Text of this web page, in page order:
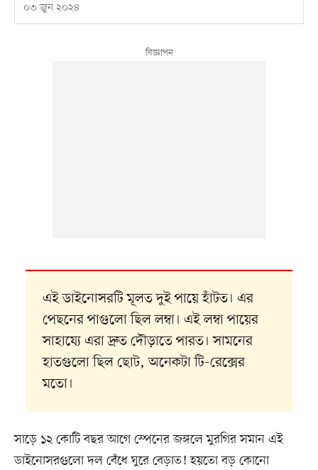
০৩ জুন ২০২৪
এই ডাইনোসরটি মূলত দুই পায়ে হাঁটত। এর
পেছনের পাগুলো ছিল লম্বা। এই লম্বা পায়ের
সাহায্যে এরা দ্রুত দৌড়াতে পারত। সামনের
হাতগুলো ছিল ছোট, অনেকটা টি-রেক্সের
মতো।
সাড়ে ১২ কোটি বছর আগে স্পেনের জঙ্গলে মুরগির সমান এই
ডাইনোসরগুলো দল বেঁধে ঘুরে বেড়াত! হয়তো বড় কোনো